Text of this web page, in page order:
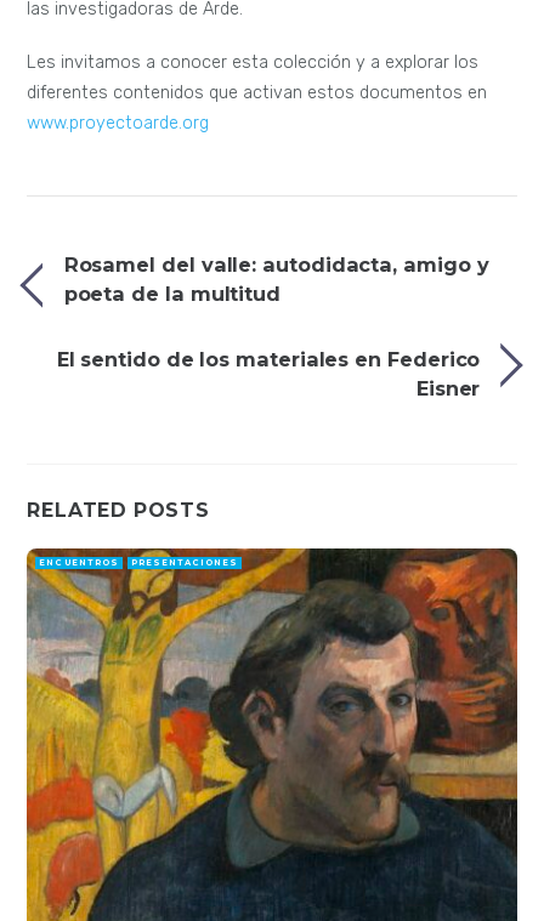
las investigadoras de Arde.
Les invitamos a conocer esta colección y a explorar los
diferentes contenidos que activan estos documentos en
www.proyectoarde.org
Rosamel del valle: autodidacta, amigo y
poeta de la multitud
El sentido de los materiales en Federico
Eisner
RELATED POSTS
ENCUENTROS PRESENTACIONES